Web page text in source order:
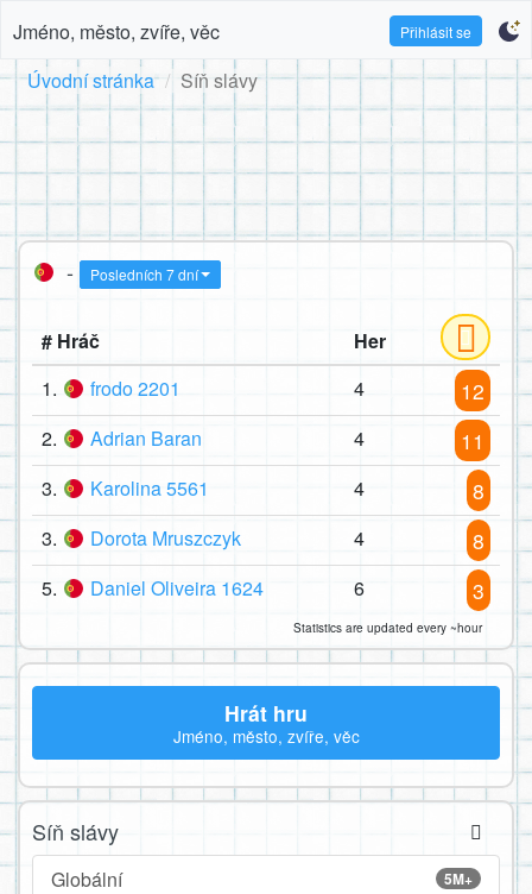
Jméno, město, zvíře, věc Přihlásit se
Úvodní stránka Síň slávy
- Posledních 7 dní
# Hráč
Her
1.
frodo 2201 4 12
2. Adrian Baran 4 11
3. Karolina 5561 4 8
3. Dorota Mruszczyk 4 8
5. Daniel Oliveira 1624 6 3
Statistics are updated every ~hour
Hrát hru
Jméno, město, zvíře, věc
Síň slávy
5M+
Globální